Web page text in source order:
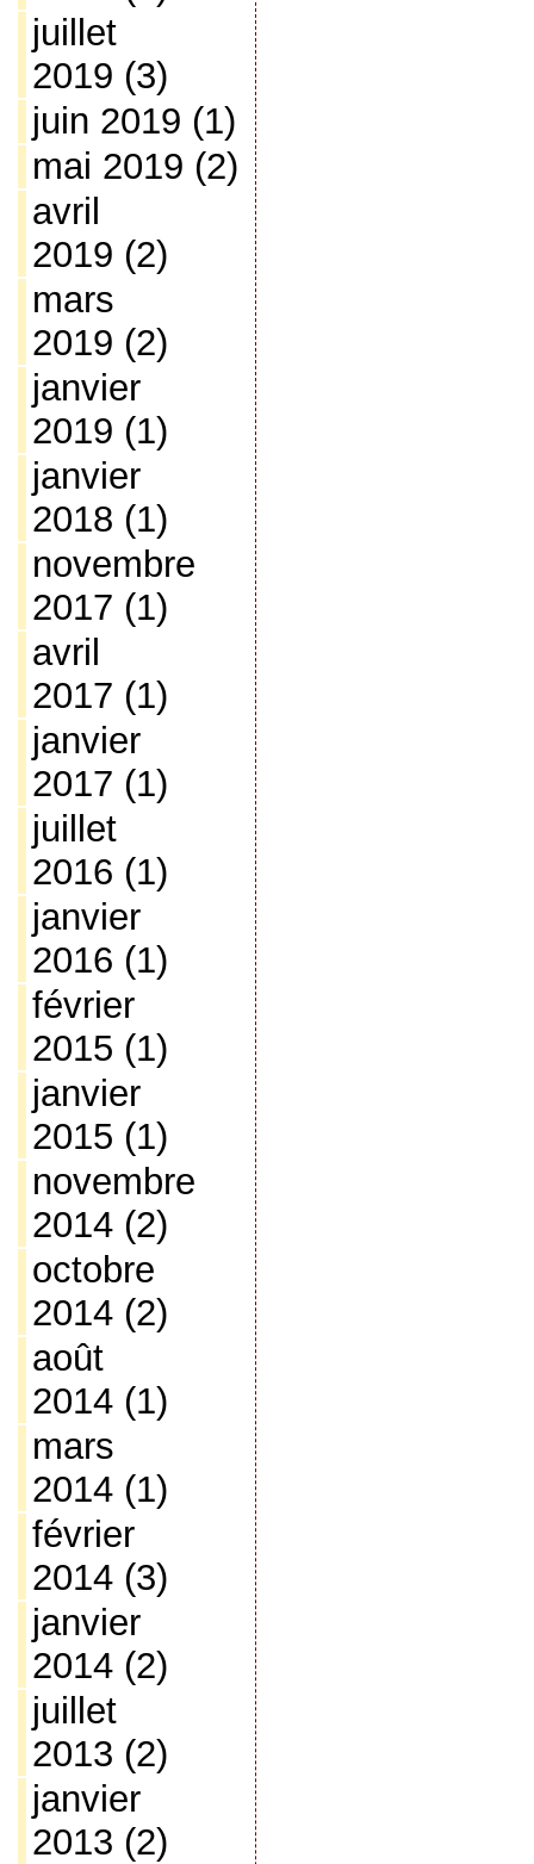
juillet
2019 (3)
juin 2019 (1)
mai 2019 (2)
avril
2019 (2)
mars
2019 (2)
janvier
2019 (1)
janvier
2018 (1)
novembre
2017 (1)
avril
2017 (1)
janvier
2017 (1)
juillet
2016 (1)
janvier
2016 (1)
février
2015 (1)
janvier
2015 (1)
novembre
2014(2)
octobre
2014(2)
août
2014(1)
mars
2014(1)
février
2014(3)
janvier
2014(2)
juillet
2013 (2)
janvier
2013 (2)